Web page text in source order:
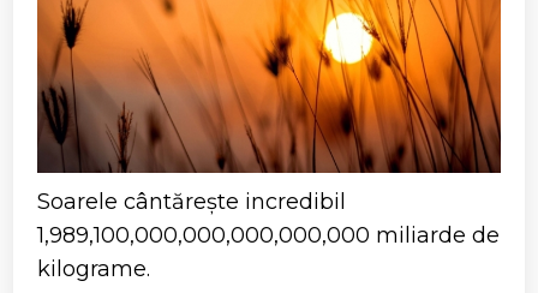
Soarele cântărește incredibil
1,989,100,000,000,000,000,000 miliarde de
kilograme.